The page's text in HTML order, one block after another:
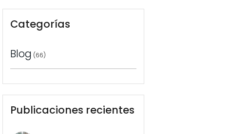
Categorías
Blog (66)
Publicaciones recientes